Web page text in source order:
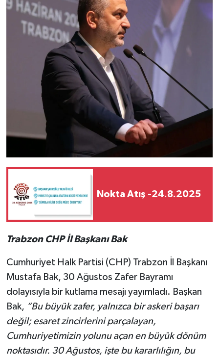
Nokta Atış -24.8.2025
Trabzon CHP İlBaşkanı Bak
Cumhuriyet Halk Partisi (CHP) Trabzon İl Başkanı
Mustafa Bak, 30 Ağustos Zafer Bayramı
dolayısıyla bir kutlama mesajı yayımladı. Başkan
Bak, “Bu büyük zafer, yalnızca bir askeri başarı
değil; esaret zincirlerini parçalayan,
Cumhuriyetimizin yolunu açan en büyük dönüm
noktasıdır. 30 Ağustos, işte bu kararlılığın, bu